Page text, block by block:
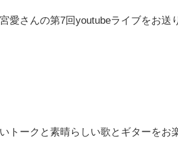
愛さんの第7回youtubeライブをお送
トークと素晴らしい歌とギターをお